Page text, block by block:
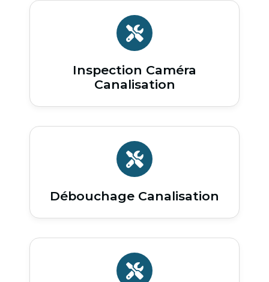
Inspection Caméra
Canalisation
Débouchage Canalisation